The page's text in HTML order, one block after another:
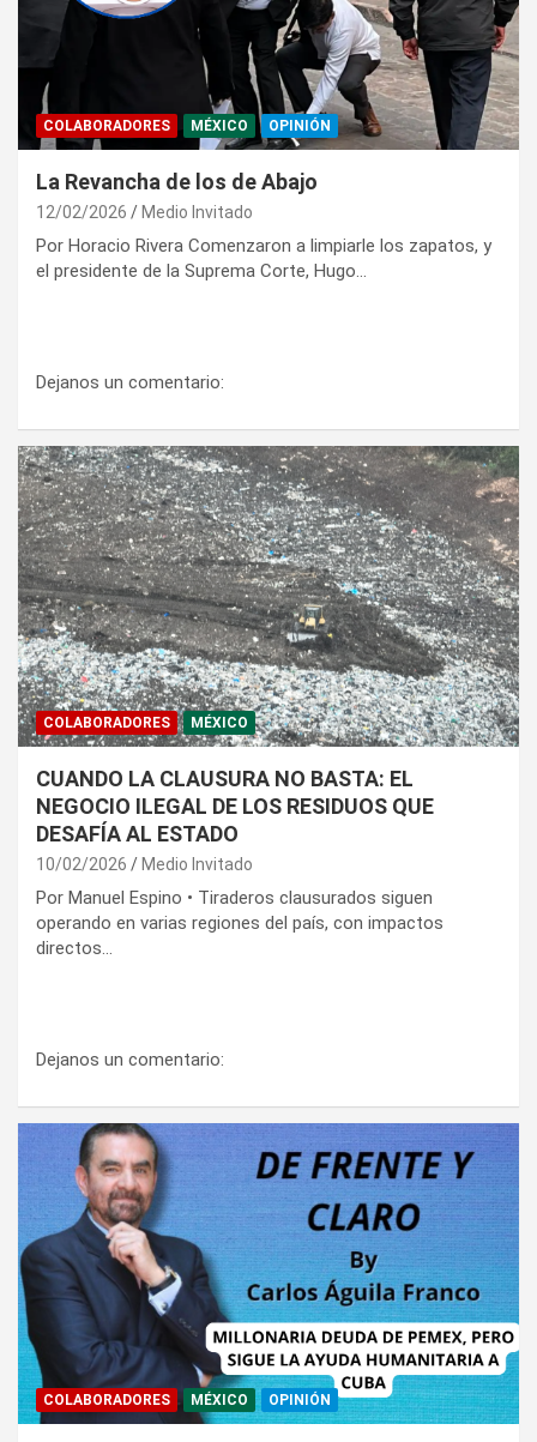
COLABORADORES MÉXICO OPINIÓN
La Revancha de los de Abajo
12/02/2026 Medio Invitado
Por Horacio Rivera Comenzaron a limpiarle los zapatos, y
el presidente de la Suprema Corte, Hugo…
Dejanos un comentario:
COLABORADORES MÉXICO
CUANDO LA CLAUSURA NO BASTA: EL
NEGOCIO ILEGAL DE LOS RESIDUOS QUE
DESAFÍA AL ESTADO
10/02/2026 Medio Invitado
Por Manuel Espino • Tiraderos clausurados siguen
operando en varias regiones del país, con impactos
directos…
Dejanos un comentario:
COLABORADORES MÉXICO OPINIÓN